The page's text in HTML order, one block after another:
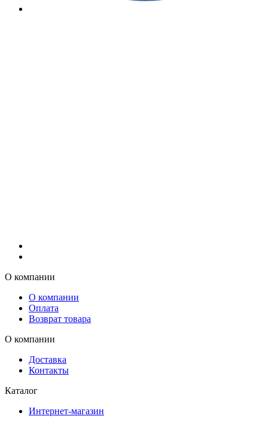
О компании
О компании
Оплата
Возврат товара
О компании
Доставка
Контакты
Каталог
Интернет-магазин